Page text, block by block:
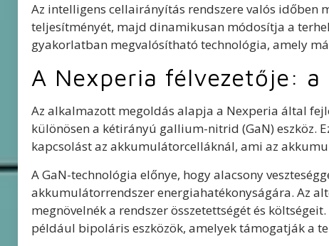
Az intelligens cellairányítás rendszere valós időben
teljesítményét, majd dinamikusan módosítja a
gyakorlatban megvalósítható technológia, amely
A Nexperia félvezetője:
Az alkalmazott megoldás alapja a Nexperia által
különösen a kétirányú gallium-nitrid (GaN) eszköz.
kapcsolást az akkumulátorcelláknál, ami az
A GaN-technológia előnye, hogy alacsony
akkumulátorrendszer energiahatékonyságára. Az
megnövelnék a rendszer összetettségét és
például bipoláris eszközök, amelyek támogatják a